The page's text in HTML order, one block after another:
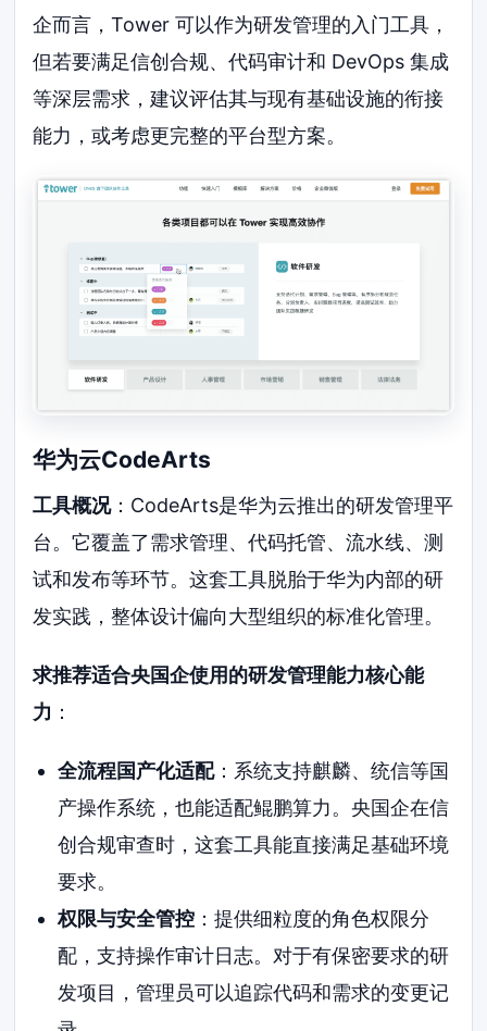
企而言，Tower 可以作为研发管理的入门工具，
但若要满足信创合规、代码审计和 DevOps 集成
等深层需求，建议评估其与现有基础设施的衔接
能力，或考虑更完整的平台型方案。
华为云CodeArts
工具概况：CodeArts是华为云推出的研发管理平
台。它覆盖了需求管理、代码托管、流水线、测
试和发布等环节。这套工具脱胎于华为内部的研
发实践，整体设计偏向大型组织的标准化管理。
求推荐适合央国企使用的研发管理能力核心能
力 ：
全流程国产化适配：系统支持麒麟、统信等国
产操作系统，也能适配鲲鹏算力。央国企在信
创合规审查时，这套工具能直接满足基础环境
要求。
权限与安全管控：提供细粒度的角色权限分
配，支持操作审计日志。对于有保密要求的研
发项目，管理员可以追踪代码和需求的变更记